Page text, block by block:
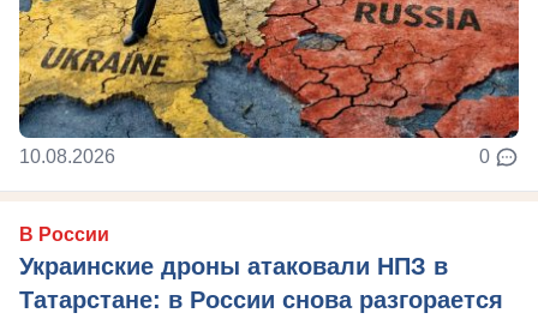
10.08.2026 0
В России
Украинские дроны атаковали НПЗ в
Татарстане: в России снова разгорается